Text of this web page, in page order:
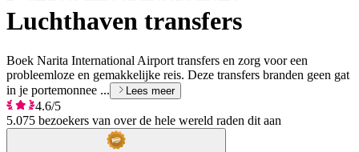
Luchthaven transfers
Boek Narita International Airport transfers en zorg voor een
probleemloze en gemakkelijke reis. Deze transfers branden geen gat
in je portemonnee ...
Lees meer
4.6/5
5.075 bezoekers van over de hele wereld raden dit aan